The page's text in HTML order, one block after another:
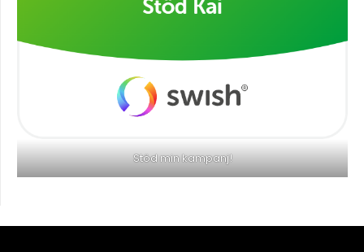
Stöd min kampanj!